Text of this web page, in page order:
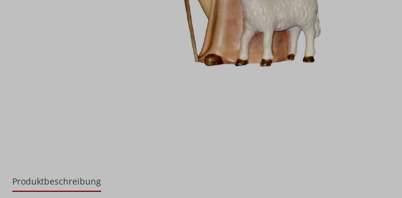
Produktbeschreibung